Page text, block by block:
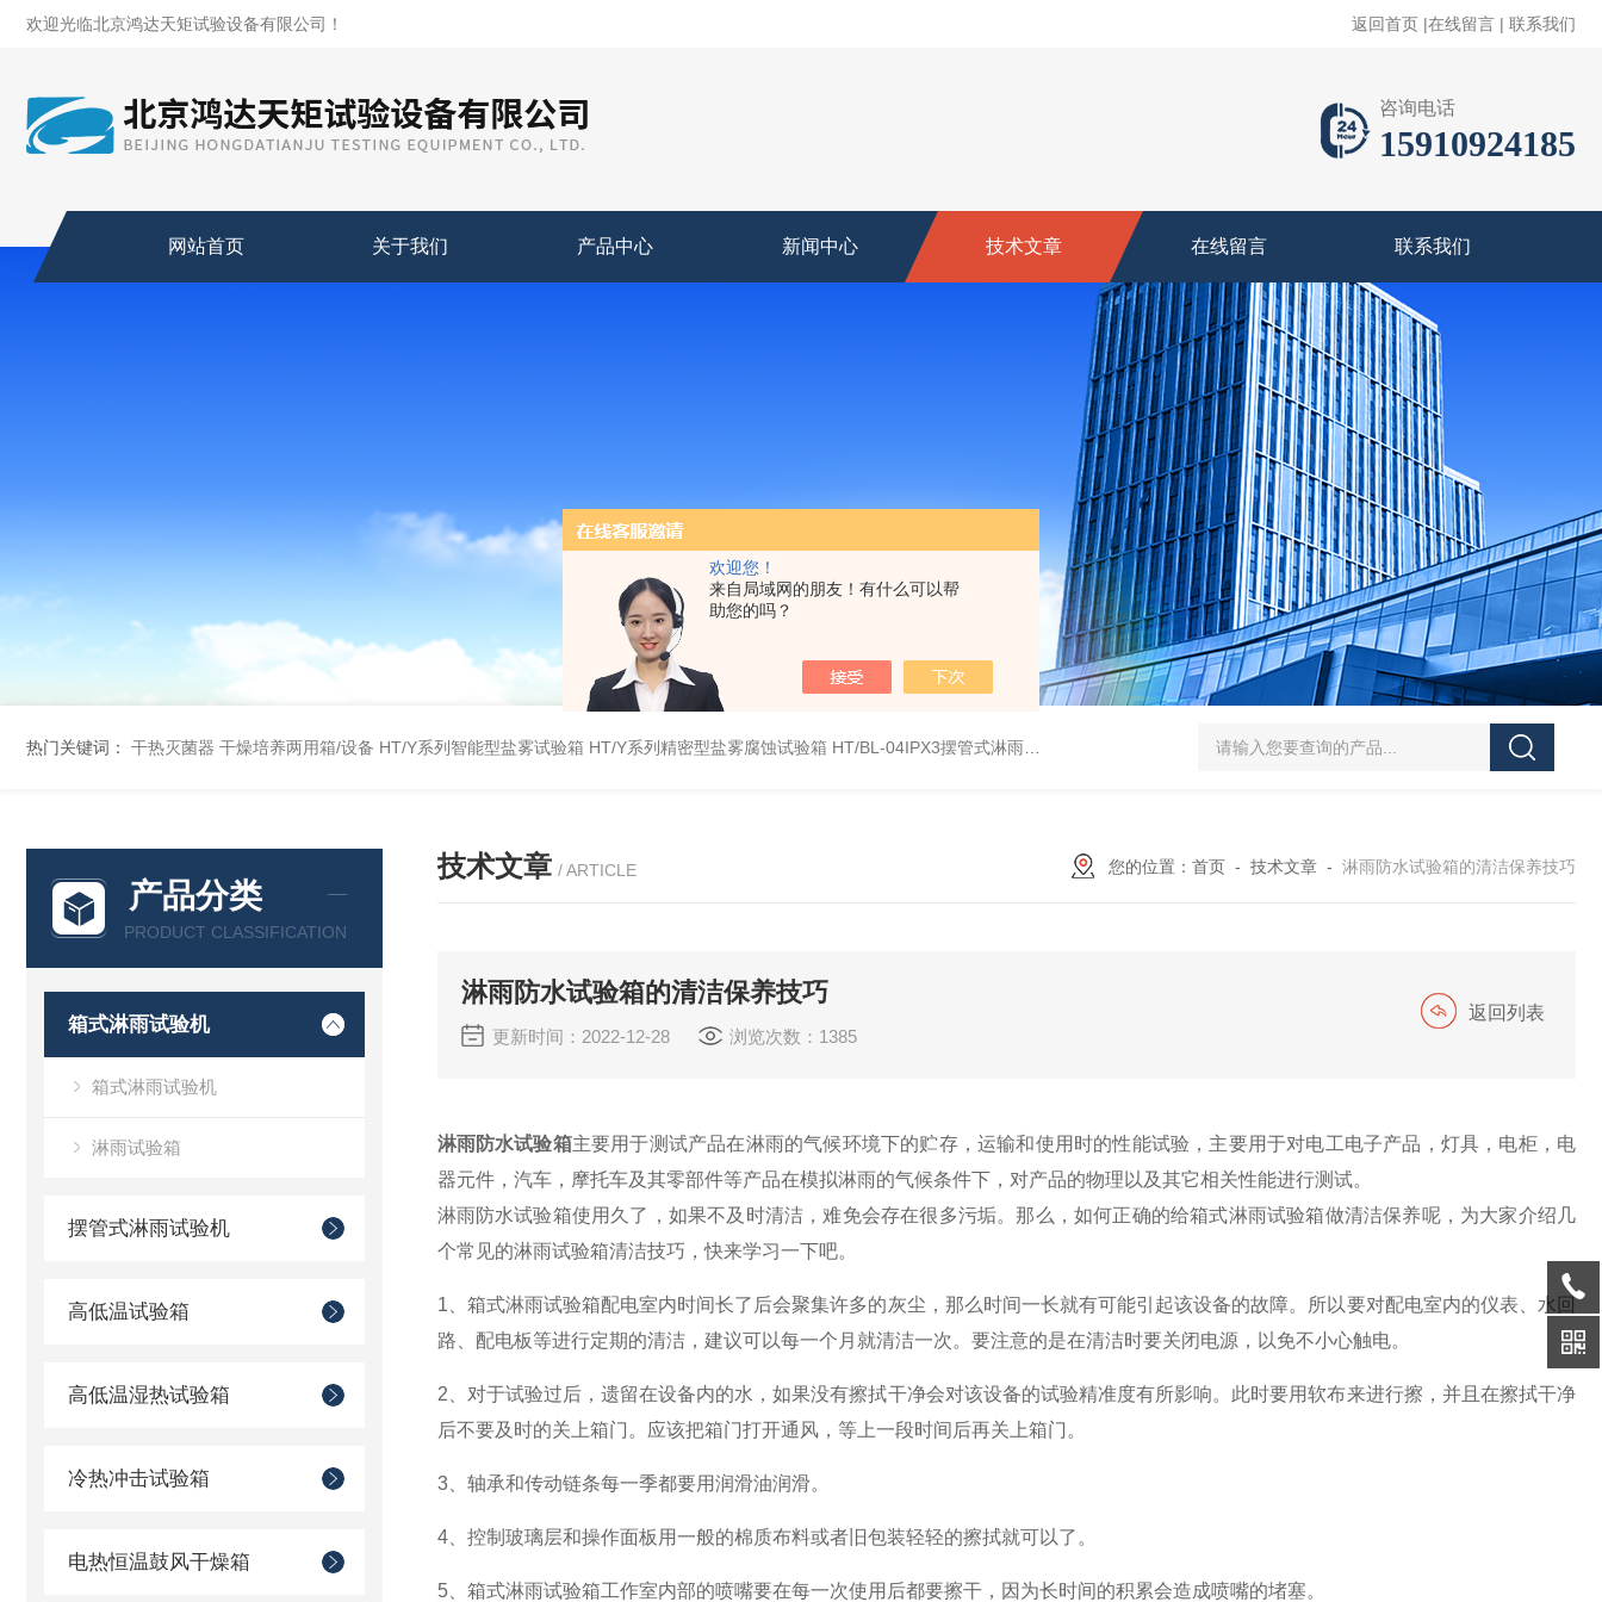
欢迎您！
来自局域网的朋友！有什么可以帮
助您的吗？
欢迎光临北京鸿达天矩试验设备有限公司！ 返回首页 |在线留言 | 联系我们
咨询电话
15910924185
网站首页 关于我们 产品中心 新闻中心 技术文章 在线留言 联系我们
热门关键词： 干热灭菌器 干燥培养两用箱/设备 HT/Y系列智能型盐雾试验箱 HT/Y系列精密型盐雾腐蚀试验箱 HT/BL-04IPX3摆管式淋雨试验机 HT/SC-800砂尘试验机厂家 HT/GDSJ-80天津小型高低温交变湿热试验
产品分类
PRODUCT CLASSIFICATION
箱式淋雨试验机
箱式淋雨试验机
淋雨试验箱
摆管式淋雨试验机
高低温试验箱
高低温湿热试验箱
冷热冲击试验箱
电热恒温鼓风干燥箱
技术文章 / ARTICLE 您的位置： 首页 - 技术文章 - 淋雨防水试验箱的清洁保养技巧
淋雨防水试验箱的清洁保养技巧
更新时间：2022-12-28 浏览次数：1385
返回列表
淋雨防水试验箱主要用于测试产品在淋雨的气候环境下的贮存，运输和使用时的性能试验，主要用于对电工电子产品，灯具，电柜，电
器元件，汽车，摩托车及其零部件等产品在模拟淋雨的气候条件下，对产品的物理以及其它相关性能进行测试。
淋雨防水试验箱使用久了，如果不及时清洁，难免会存在很多污垢。那么，如何正确的给箱式淋雨试验箱做清洁保养呢，为大家介绍几
个常见的淋雨试验箱清洁技巧，快来学习一下吧。
1、箱式淋雨试验箱配电室内时间长了后会聚集许多的灰尘，那么时间一长就有可能引起该设备的故障。所以要对配电室内的仪表、水回
路、配电板等进行定期的清洁，建议可以每一个月就清洁一次。要注意的是在清洁时要关闭电源，以免不小心触电。
2、对于试验过后，遗留在设备内的水，如果没有擦拭干净会对该设备的试验精准度有所影响。此时要用软布来进行擦，并且在擦拭干净
后不要及时的关上箱门。应该把箱门打开通风，等上一段时间后再关上箱门。
3、轴承和传动链条每一季都要用润滑油润滑。
4、控制玻璃层和操作面板用一般的棉质布料或者旧包装轻轻的擦拭就可以了。
5、箱式淋雨试验箱工作室内部的喷嘴要在每一次使用后都要擦干，因为长时间的积累会造成喷嘴的堵塞。